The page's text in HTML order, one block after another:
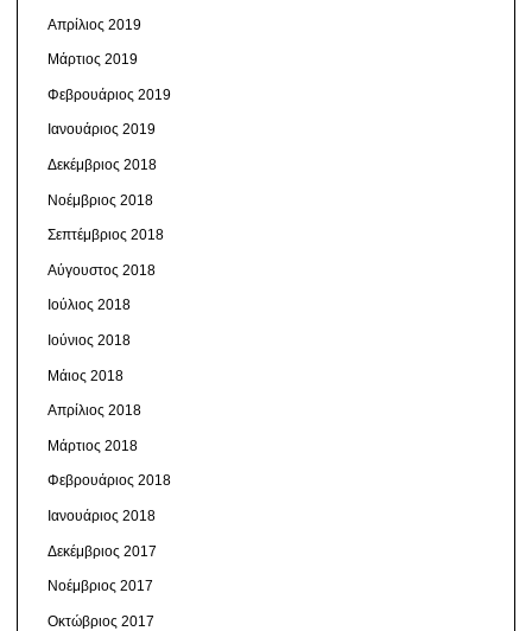
Απρίλιος 2019
Μάρτιος 2019
Φεβρουάριος 2019
Ιανουάριος 2019
Δεκέμβριος 2018
Νοέμβριος 2018
Σεπτέμβριος 2018
Αύγουστος 2018
Ιούλιος 2018
Ιούνιος 2018
Μάιος 2018
Απρίλιος 2018
Μάρτιος 2018
Φεβρουάριος 2018
Ιανουάριος 2018
Δεκέμβριος 2017
Νοέμβριος 2017
Οκτώβριος 2017